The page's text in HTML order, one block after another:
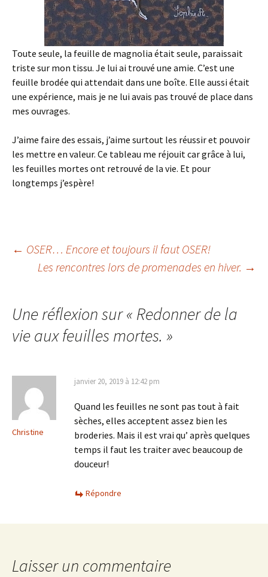
Toute seule, la feuille de magnolia était seule, paraissait
triste sur mon tissu. Je lui ai trouvé une amie. C’est une
feuille brodée qui attendait dans une boîte. Elle aussi était
une expérience, mais je ne lui avais pas trouvé de place dans
mes ouvrages.
J’aime faire des essais, j’aime surtout les réussir et pouvoir
les mettre en valeur. Ce tableau me réjouit car grâce à lui,
les feuilles mortes ont retrouvé de la vie. Et pour
longtemps j’espère!
Navigation
articles
← OSER… Encore et toujours il faut OSER!
Les rencontres lors de promenades en hiver. →
Une réflexion sur « Redonner de la
vie aux feuilles mortes. »
Christine
janvier 20, 2019 à 12:42 pm
Quand les feuilles ne sont pas tout à fait
sèches, elles acceptent assez bien les
broderies. Mais il est vrai qu’ après quelques
temps il faut les traiter avec beaucoup de
douceur!
Répondre
Laisser un commentaire